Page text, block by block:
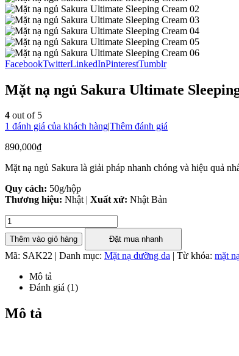
FacebookTwitterLinkedInPinterestTumblr
Mặt nạ ngủ Sakura Ultimate
4 out of 5
1 đánh giá của khách hàngThêm đánh giá
890,000₫
Mặt nạ ngủ Sakura là giải pháp nhanh chóng và hiệu quả
Quy cách: 50g/hộp
Thương hiệu: Nhật | Xuất xứ: Nhật Bản
Thêm vào giỏ hàng Đặt mua nhanh
Mã: SAK22 | Danh mục: Mặt nạ dưỡng da | Từ khóa: mặt
Mô tả
Đánh giá (1)
Mô tả